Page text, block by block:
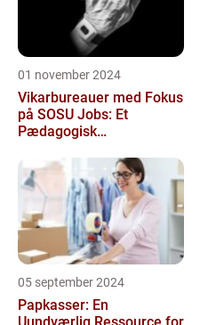
01 november 2024
Vikarbureauer med Fokus
på SOSU Jobs: Et
Pædagogisk
05 september 2024
Papkasser: En